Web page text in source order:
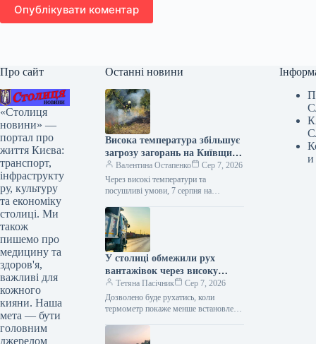
Опублікувати коментар
Про сайт
«Столиця
новини» —
портал про
життя Києва:
транспорт,
інфраструкту
ру, культуру
та економіку
столиці. Ми
також
пишемо про
медицину та
здоров'я,
важливі для
кожного
кияни. Наша
мета — бути
головним
джерелом
Останні новини
Висока температура збільшує
загрозу загорань на Київщині:
метеорологи попередили про
найвищий клас небезпеки
Валентина Остапенко
Сер 7, 2026
Через високі температури та
посушливі умови, 7 серпня на
надзвичайний рівень пожежної
небезпеки. Від початку року в…
У столиці обмежили рух
вантажівок через високу
температуру
Тетяна Пасічник
Сер 7, 2026
Дозволено буде рухатись, коли
термометр покаже менше встановленої
и